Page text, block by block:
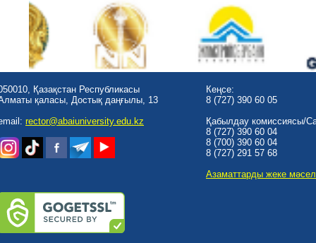
Қазақстан Республикасы
қаласы, Достық даңғылы, 13
rector@abaiuniversity.edu.kz
Кеңсе:
8 (727) 390 60 05
Қабылдау комиссиясы/
8 (727) 390 60 04
8 (700) 390 60 04
8 (727) 291 57 68
Азаматтарды жеке